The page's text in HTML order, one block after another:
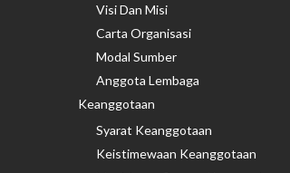
Visi Dan Misi
Carta Organisasi
Modal Sumber
Anggota Lembaga
Keanggotaan
Syarat Keanggotaan
Keistimewaan Keanggotaan